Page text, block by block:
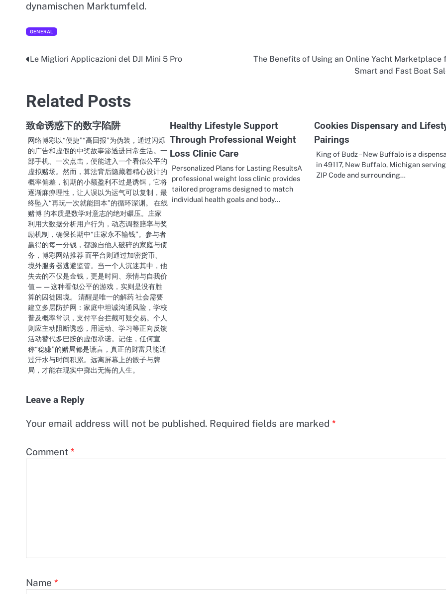
dynamischen Marktumfeld.
GENERAL
Post
Le Migliori Applicazioni del DJI Mini 5 Pro
The Benefits of Using an Online Yacht Marketplace
Smart and Fast Boat
Related Posts
致命诱惑下的数字陷阱
网络博彩以“便捷”“高回报”为伪装，通过闪烁
的广告和虚假的中奖故事渗透进日常生活。一
部手机、一次点击，便能进入一个看似公平的
虚拟赌场。然而，算法背后隐藏着精心设计的
概率偏差，初期的小额盈利不过是诱饵，它将
逐渐麻痹理性，让人误以为运气可以复制，最
终坠入“再玩一次就能回本”的循环深渊。 在线
赌博 的本质是数学对意志的绝对碾压。庄家
利用大数据分析用户行为，动态调整赔率与奖
励机制，确保长期中“庄家永不输钱”。参与者
赢得的每一分钱，都源自他人破碎的家庭与债
务，博彩网站推荐 而平台则通过加密货币、
境外服务器逃避监管。当一个人沉迷其中，他
失去的不仅是金钱，更是时间、亲情与自我价
值——这种看似公平的游戏，实则是没有胜
算的囚徒困境。 清醒是唯一的解药 社会需要
建立多层防护网：家庭中坦诚沟通风险，学校
普及概率常识，支付平台拦截可疑交易。个人
则应主动阻断诱惑，用运动、学习等正向反馈
活动替代多巴胺的虚假承诺。记住，任何宣
称“稳赚”的赌局都是谎言，真正的财富只能通
过汗水与时间积累。远离屏幕上的骰子与牌
局，才能在现实中掷出无悔的人生。
Healthy Lifestyle Support
Through Professional Weight
Loss Clinic Care
Personalized Plans for Lasting ResultsA
professional weight loss clinic provides
tailored programs designed to match
individual health goals and body…
Cookies Dispensary and
Pairings
King of Budz – New Buffalo is a
in 49117, New Buffalo, Michigan
ZIP Code and surrounding…
Leave a Reply
Your email address will not be published. Required fields are marked *
Comment *
Name *